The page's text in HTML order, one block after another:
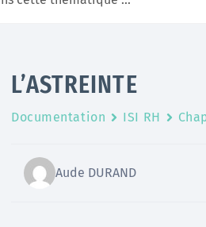
actualités, newsletter
L’ASTREINTE
Documentation ISI RH
Aude DURAND